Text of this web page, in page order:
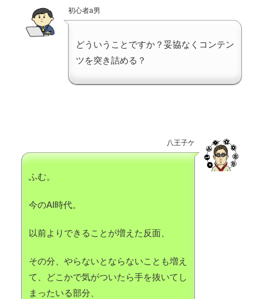
初心者a男
どういうことですか？妥協なくコンテン
ツを突き詰める？
八王子ケ
ふむ。
今のAI時代。
以前よりできることが増えた反面、
その分、やらないとならないことも増え
て、どこかで気がついたら手を抜いてし
まったいる部分、